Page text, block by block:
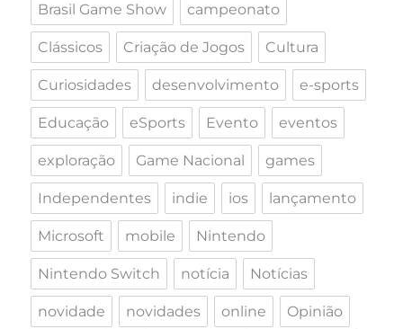
Brasil Game Show campeonato
Clássicos Criação de Jogos Cultura
Curiosidades desenvolvimento e-sports
Educação eSports Evento eventos
exploração Game Nacional games
Independentes indie ios lançamento
Microsoft mobile Nintendo
Nintendo Switch notícia Notícias
novidade novidades online Opinião